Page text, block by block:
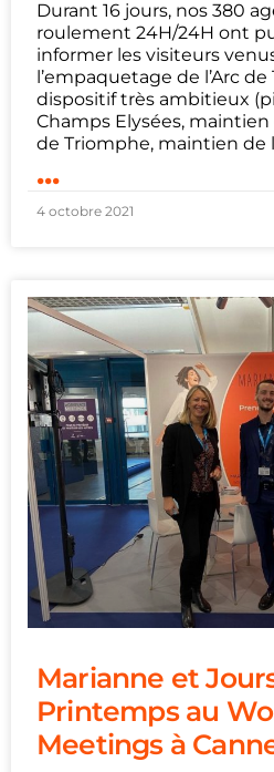
Durant 16 jours, nos 380
roulement 24H/24H ont
informer les visiteurs
l’empaquetage de l’Arc
dispositif très ambitieux
Champs Elysées, maintien
de Triomphe, maintien de
...
4 octobre 2021
Marianne et
Printemps au
Meetings à